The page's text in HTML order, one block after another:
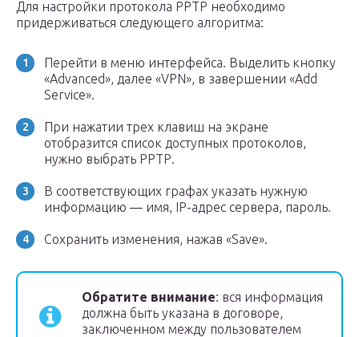
Для настройки протокола РРТР необходимо
придерживаться следующего алгоритма:
Перейти в меню интерфейса. Выделить кнопку
«Advanced», далее «VPN», в завершении «Add
Service».
При нажатии трех клавиш на экране
отобразится список доступных протоколов,
нужно выбрать РРТР.
В соответствующих графах указать нужную
информацию — имя, IP-адрес сервера, пароль.
Сохранить изменения, нажав «Save».
Обратите внимание: вся информация
должна быть указана в договоре,
заключенном между пользователем